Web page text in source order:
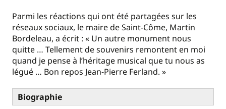
Parmi les réactions qui ont été partagées sur les
réseaux sociaux, le maire de Saint-Côme, Martin
Bordeleau, a écrit : « Un autre monument nous
quitte … Tellement de souvenirs remontent en moi
quand je pense à l’héritage musical que tu nous as
légué … Bon repos Jean-Pierre Ferland. »
Biographie